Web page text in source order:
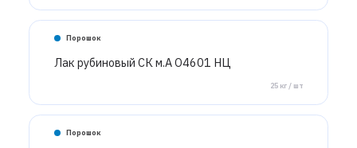
Порошок
Лак рубиновый СК м.А О4601 НЦ
25 кг / шт
Порошок